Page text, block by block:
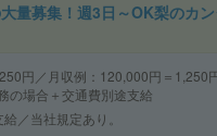
量募集！週3日～OK梨のカ
円／月収例：120,000円＝1,250
の場合＋交通費別途支給
／当社規定あり。